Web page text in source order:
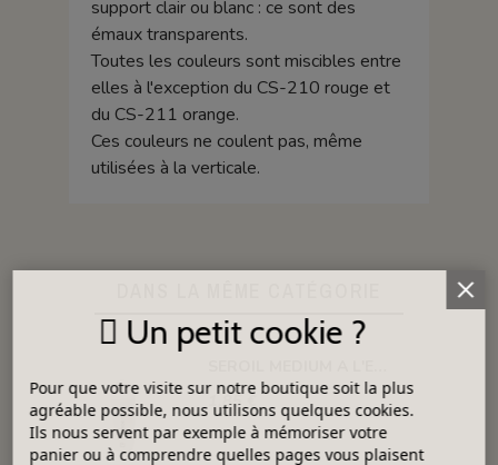
support clair ou blanc : ce sont des
émaux transparents.
Toutes les couleurs sont miscibles entre
elles à l'exception du CS-210 rouge et
du CS-211 orange.
Ces couleurs ne coulent pas, même
utilisées à la verticale.
1,85 €
Un petit cookie ?
Pour que votre visite sur notre boutique soit la plus
agréable possible, nous utilisons quelques cookies.
Ils nous servent par exemple à mémoriser votre
panier ou à comprendre quelles pages vous plaisent